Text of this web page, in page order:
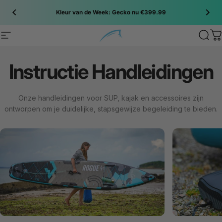
Kleur van de Week: Gecko nu €399.99
Site navigation Bluefin SUP
InstructieHandleidingen
Onze handleidingen voor SUP, kajak en accessoires zijn
ontworpen om je duidelijke, stapsgewijze begeleiding te bieden.